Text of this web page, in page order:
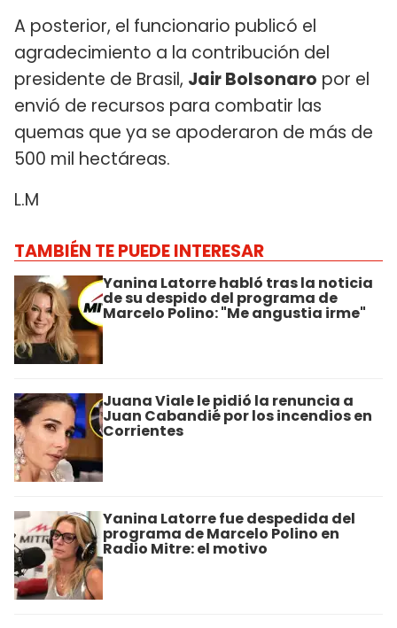
A posterior, el funcionario publicó el
agradecimiento a la contribución del
presidente de Brasil, Jair Bolsonaro por el
envió de recursos para combatir las
quemas que ya se apoderaron de más de
500 mil hectáreas.
L.M
TAMBIÉN TE PUEDE INTERESAR
Yanina Latorre habló tras la noticia
de su despido del programa de
Marcelo Polino: "Me angustia irme"
Juana Viale le pidió la renuncia a
Juan Cabandié por los incendios en
Corrientes
Yanina Latorre fue despedida del
programa de Marcelo Polino en
Radio Mitre: el motivo